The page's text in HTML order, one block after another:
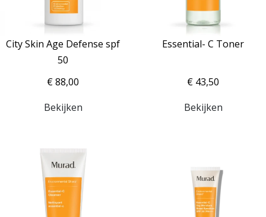
City Skin Age Defense spf
50
€ 88,00
Bekijken
Essential- C Toner
€ 43,50
Bekijken